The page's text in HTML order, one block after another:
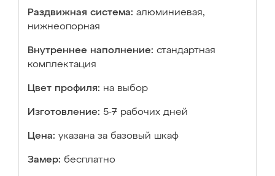
Раздвижная система: алюминиевая,
нижнеопорная
Внутреннее наполнение: стандартная
комплектация
Цвет профиля: на выбор
Изготовление: 5-7 рабочих дней
Цена: указана за базовый шкаф
Замер: бесплатно